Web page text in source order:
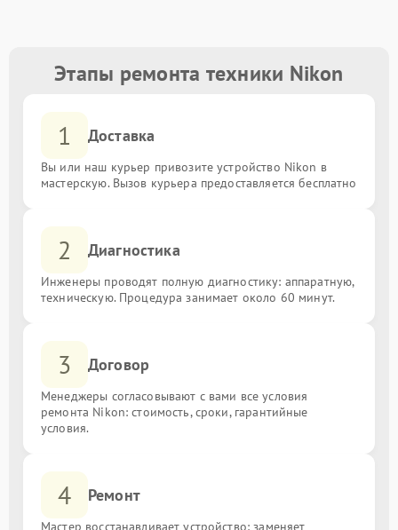
Этапы ремонта техники Nikon
1 Доставка
Вы или наш курьер привозите устройство Nikon в
мастерскую. Вызов курьера предоставляется бесплатно
2 Диагностика
Инженеры проводят полную диагностику: аппаратную,
техническую. Процедура занимает около 60 минут.
3 Договор
Менеджеры согласовывают с вами все условия
ремонта Nikon: стоимость, сроки, гарантийные
условия.
4 Ремонт
Мастер восстанавливает устройство: заменяет